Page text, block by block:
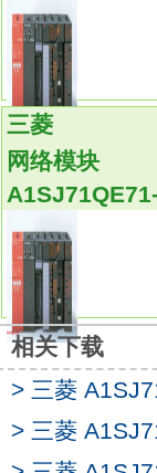
备用量。
下面介绍集中
式：晶体管输
输出点数：16
OFF时泄漏电
输出保护功能
额定负载电压/
外部连接：2线
输入输出端子
利用2件式构
不变的状态下
输入：DC-10
输出（分辨率
1000。
变换速度：
三菱
网络模块
相关下载
> 三菱
> 三菱